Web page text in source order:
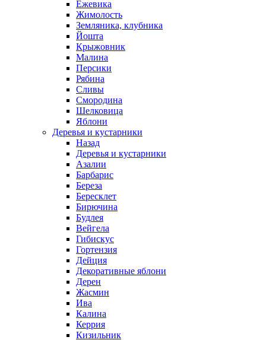
Ежевика
Жимолость
Земляника, клубника
Йошта
Крыжовник
Малина
Персики
Рябина
Сливы
Смородина
Шелковица
Яблони
Деревья и кустарники
Назад
Деревья и кустарники
Азалии
Барбарис
Береза
Бересклет
Бирючина
Будлея
Вейгела
Гибискус
Гортензия
Дейция
Декоративные яблони
Дерен
Жасмин
Ива
Калина
Керрия
Кизильник